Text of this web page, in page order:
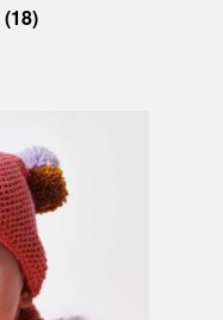
(18)